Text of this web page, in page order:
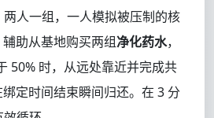
两人一组，一人模拟被压制的核
助从基地购买两组净化药水，
50% 时，从远处靠近并完成共
定时间结束瞬间归还。在 3 分